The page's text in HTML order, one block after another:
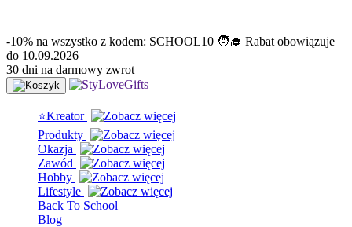
-10% na wszystko z kodem: SCHOOL10 🧑‍🎓 Rabat obowiązuje
do 10.09.2026
30 dni na darmowy zwrot
⭐Kreator
Produkty
Okazja
Zawód
Hobby
Lifestyle
Back To School
Blog